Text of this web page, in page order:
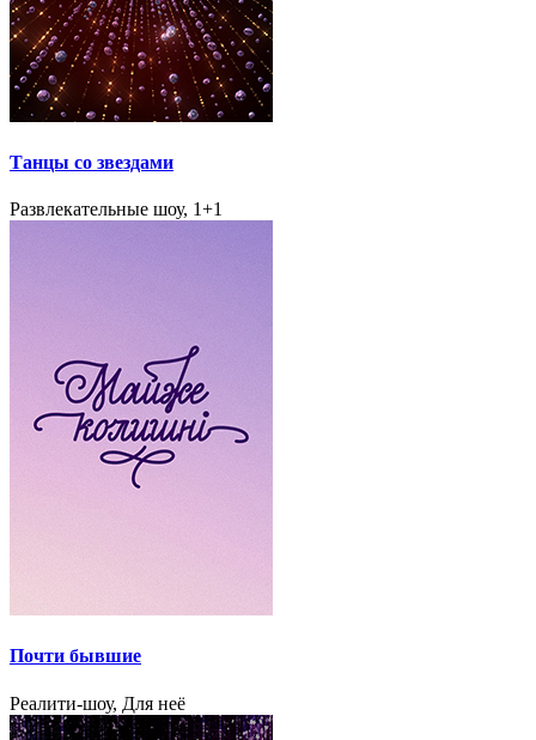
Танцы со звездами
Развлекательные шоу, 1+1
Почти бывшие
Реалити-шоу, Для неё